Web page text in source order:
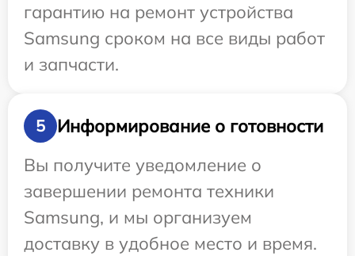
гарантию на ремонт устройства
Samsung сроком на все виды работ
и запчасти.
5
Информирование о готовности
Вы получите уведомление о
завершении ремонта техники
Samsung, и мы организуем
доставку в удобное место и время.